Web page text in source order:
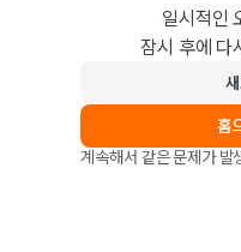
일시적인
잠시 후에 다
홈
계속해서 같은 문제가 발